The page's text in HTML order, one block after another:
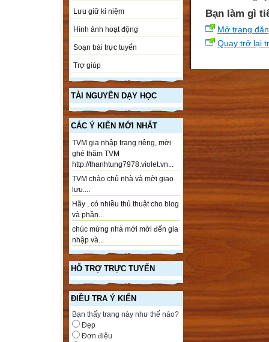
Lưu giữ kỉ niệm
Hình ảnh hoạt động
Soạn bài trực tuyến
Trợ giúp
TÀI NGUYÊN DẠY HỌC
CÁC Ý KIẾN MỚI NHẤT
TVM gia nhập trang riêng, mời
ghé thăm TVM
http://thanhtung7978.violet.vn...
TVM chào chủ nhà và mời giao
lưu....
Hãy , có nhiều thủ thuật cho blog
và phần...
chúc mừng nhà mới mời đến gia
nhập và...
HỖ TRỢ TRỰC TUYẾN
ĐIỀU TRA Ý KIẾN
Bạn thấy trang này như thế nào?
Đẹp
Đơn điệu
Bạn làm gì
Mở trang
Quay trở lại